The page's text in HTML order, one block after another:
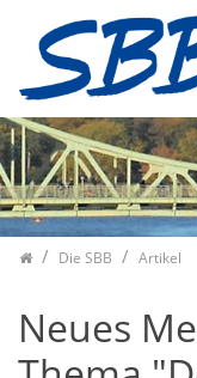
Zum Inhalt springen
Die SBB Artikel
Neues